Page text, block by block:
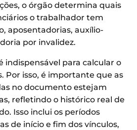
o órgão determina quais
o trabalhador tem
aposentadorias, auxílio-
por invalidez.
indispensável para calcular o
Por isso, é importante que as
no documento estejam
refletindo o histórico real de
Isso inclui os períodos
de início e fim dos vínculos,